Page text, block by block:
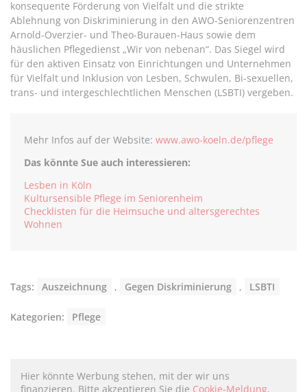
konsequente Förderung von Vielfalt und die strikte
Ablehnung von Diskriminierung in den AWO-Seniorenzentren
Arnold-Overzier- und Theo-Burauen-Haus sowie dem
häuslichen Pflegedienst „Wir von nebenan“. Das Siegel wird
für den aktiven Einsatz von Einrichtungen und Unternehmen
für Vielfalt und Inklusion von Lesben, Schwulen, Bi-sexuellen,
trans- und intergeschlechtlichen Menschen (LSBTI) vergeben.
Mehr Infos auf der Website: www.awo-koeln.de/pflege
Das könnte Sue auch interessieren:
Lesben in Köln
Kultursensible Pflege im Seniorenheim
Checklisten für die Heimsuche und altersgerechtes
Wohnen
Tags: Auszeichnung , Gegen Diskriminierung , LSBTI
Kategorien: Pflege
Hier könnte Werbung stehen, mit der wir uns
finanzieren. Bitte akzeptieren Sie die Cookie-Meldung.